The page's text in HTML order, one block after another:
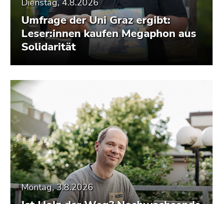
Dienstag, 4.8.2026
Umfrage der Uni Graz ergibt:
Leser:innen kaufen Megaphon aus
Solidarität
Montag, 3.8.2026